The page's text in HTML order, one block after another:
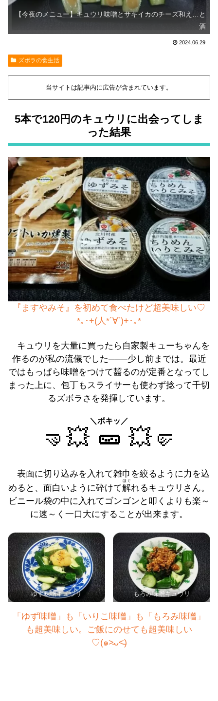
【今夜のメニュー】キュウリ味噌とサキイカのチーズ和え…と
酒
2024.06.29
ズボラの食生活
当サイトは記事内に広告が含まれています。
5本で120円のキュウリに出会ってしま
った結果
『ますやみそ』を初めて食べたけど超美味しい♡
*｡･+(人*´∀`)+･｡*
キュウリを大量に買ったら自家製キューちゃんを
作るのが私の流儀でした───少し前までは。最近
ではもっぱら味噌をつけて齧るのが定番となってし
まった上に、包丁もスライサーも使わず捻って千切
るズボラさを発揮しています。
🤜💥 🥒
＼ボキッ／
💥🤛
表面に切り込みを入れて雑巾を絞るように力を込
めると、面白いように砕けて解
ほぐ
れるキュウリさん。
ビニール袋の中に入れてゴンゴンと叩くよりも楽～
に速～く一口大にすることが出来ます。
ゆず味噌キュウリ もろみ味噌キュウリ
「ゆず味噌」も「いりこ味噌」も「もろみ味噌」
も超美味しい。ご飯にのせても超美味しい
♡(๑˃̵ᴗ˂̵)